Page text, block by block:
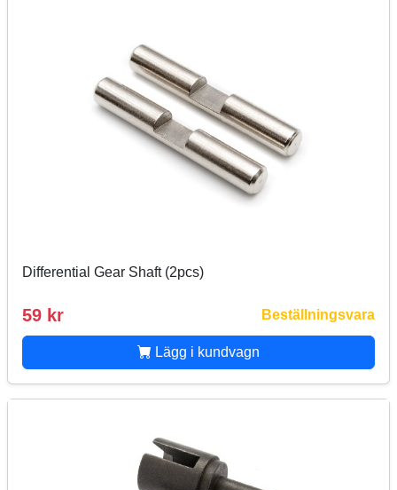
Differential Gear Shaft (2pcs)
59 kr Beställningsvara
Lägg i kundvagn